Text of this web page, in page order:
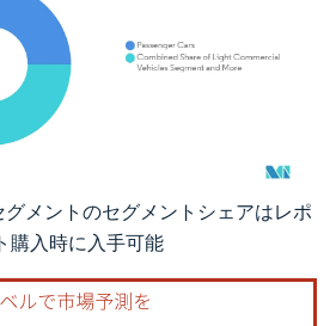
再利用にはCC BY 4.0の表示が必要です。
メントのセグメントシェアはレポ
購入時に入手可能